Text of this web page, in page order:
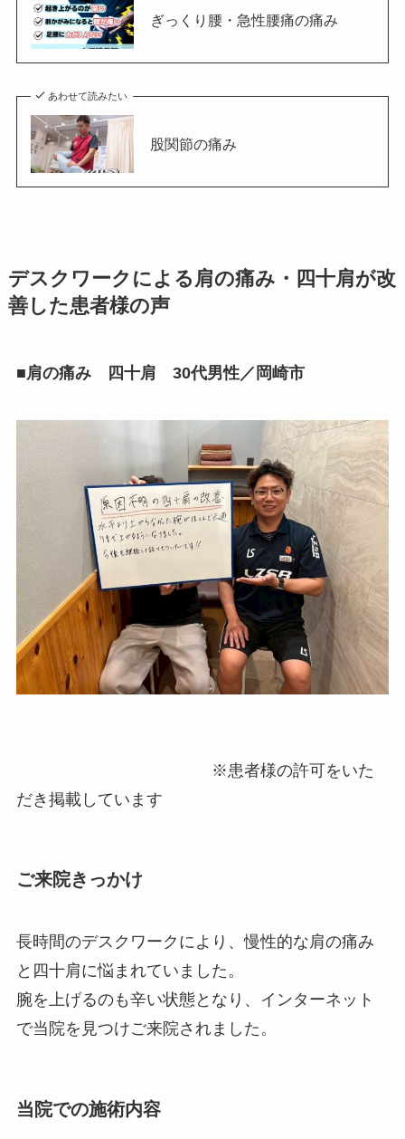
ぎっくり腰・急性腰痛の痛み
あわせて読みたい
股関節の痛み
デスクワークによる肩の痛み・四十肩が改
善した患者様の声
■肩の痛み 四十肩 30代男性／岡崎市
※患者様の許可をいた
だき掲載しています
ご来院きっかけ
長時間のデスクワークにより、慢性的な肩の痛み
と四十肩に悩まれていました。
腕を上げるのも辛い状態となり、インターネット
で当院を見つけご来院されました。
当院での施術内容